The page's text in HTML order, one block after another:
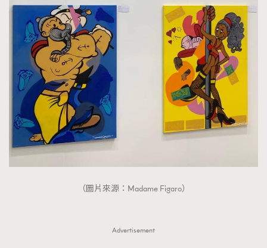
（圖片來源：Madame Figaro）
Advertisement